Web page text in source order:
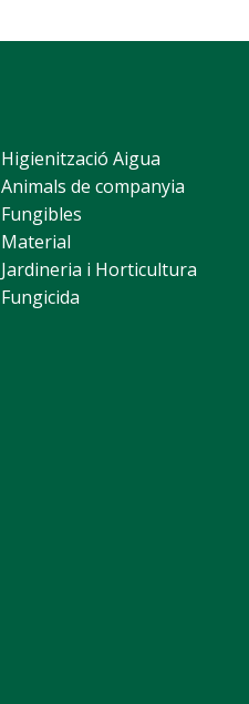
Higienització Aigua
Animals de companyia
Fungibles
Material
Jardineria i Horticultura
Fungicida